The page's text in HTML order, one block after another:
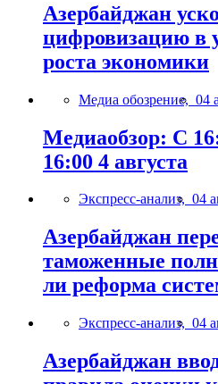
Азербайджан
цифровизацию в
роста экономики
Медиа обозрение, 04
Медиаобзор: С
16:00 4 августа
Экспресс-анализ, 04
Азербайджан
таможенные
ли реформа
Экспресс-анализ, 04
Азербайджан